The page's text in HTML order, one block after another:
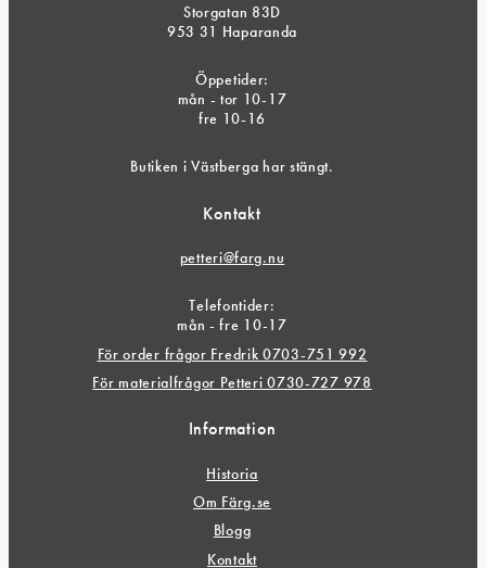
Storgatan 83D
953 31 Haparanda
Öppetider:
mån - tor 10-17
fre 10-16
Butiken i Västberga har stängt.
Kontakt
petteri@farg.nu
Telefontider:
mån - fre 10-17
För order frågor Fredrik 0703-751 992
För materialfrågor Petteri 0730-727 978
Information
Historia
Om Färg.se
Blogg
Kontakt